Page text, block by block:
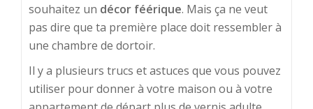
souhaitez un décor féérique. Mais ça ne veut
pas dire que ta première place doit ressembler à
une chambre de dortoir.
Il y a plusieurs trucs et astuces que vous pouvez
utiliser pour donner à votre maison ou à votre